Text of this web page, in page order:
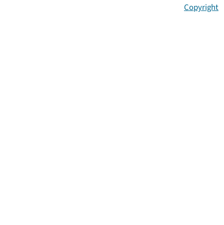
Copyright